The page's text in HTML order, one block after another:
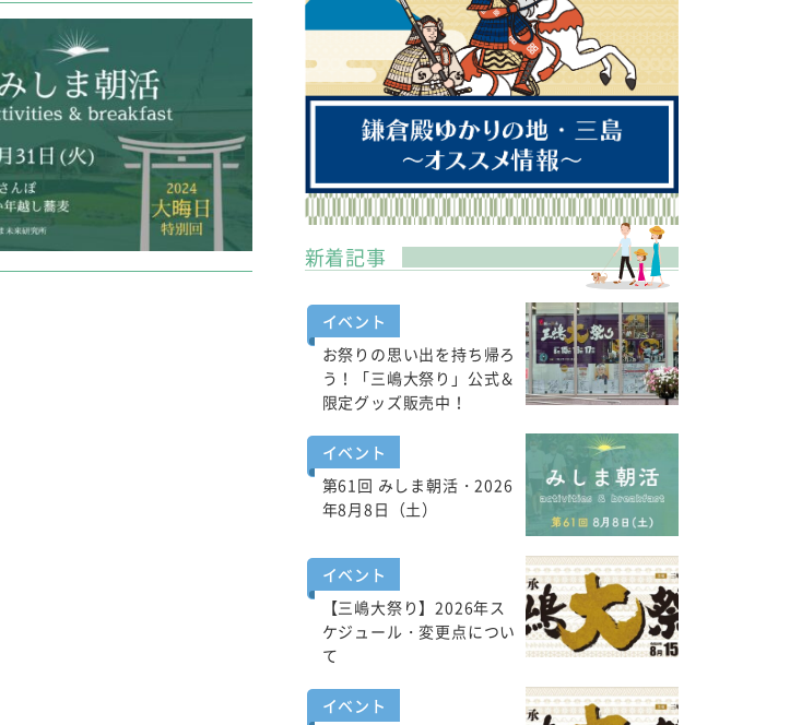
新着記事
イベント
お祭りの思い出を持ち帰ろ
う！「三嶋大祭り」公式＆
限定グッズ販売中！
イベント
第61回 みしま朝活・2026
年8月8日（土）
イベント
【三嶋大祭り】2026年ス
ケジュール・変更点につい
て
イベント